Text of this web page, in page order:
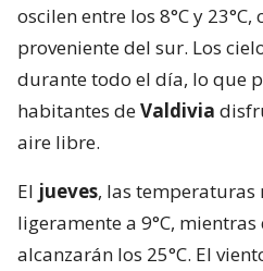
oscilen entre los 8°C y
proveniente del sur. Los
durante todo el día, lo que
habitantes deValdivia
aire libre.
El jueves, las
ligeramente a 9°C,
alcanzarán los 25°C. El